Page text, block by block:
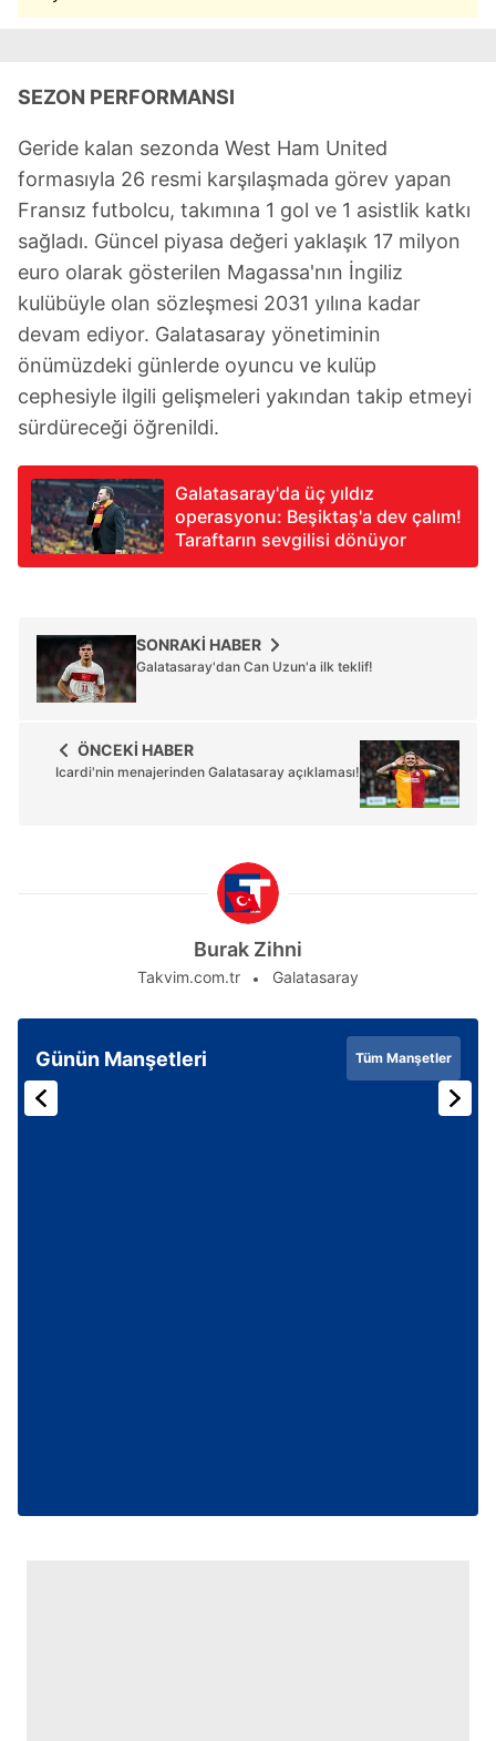
SEZON PERFORMANSI
Geride kalan sezonda West Ham United
formasıyla 26 resmi karşılaşmada görev yapan
Fransız futbolcu, takımına 1 gol ve 1 asistlik katkı
sağladı. Güncel piyasa değeri yaklaşık 17 milyon
euro olarak gösterilen Magassa'nın İngiliz
kulübüyle olan sözleşmesi 2031 yılına kadar
devam ediyor. Galatasaray yönetiminin
önümüzdeki günlerde oyuncu ve kulüp
cephesiyle ilgili gelişmeleri yakından takip etmeyi
sürdüreceği öğrenildi.
Galatasaray'da üç yıldız
operasyonu: Beşiktaş'a dev çalım!
Taraftarın sevgilisi dönüyor
SONRAKİ HABER
Galatasaray'dan Can Uzun'a ilk teklif!
ÖNCEKİ HABER
Icardi'nin menajerinden Galatasaray açıklaması!
Burak Zihni
Takvim.com.tr Galatasaray
Günün Manşetleri Tüm Manşetler